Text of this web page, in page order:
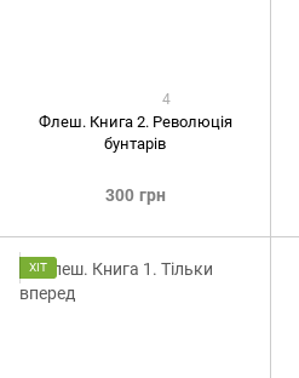
4
Флеш. Книга 2. Революція
бунтарів
300 грн
ХІТ